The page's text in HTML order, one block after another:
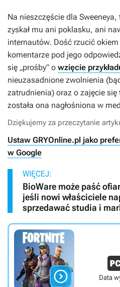
Na nieszczęście dla Sweeneya,
zyskał mu ani poklasku, ani
internautów. Dość rzucić
komentarze pod jego
się „prośby” o wzięcie
nieuzasadnione zwolnienia
zatrudnienia) oraz o zajęcie
została ona nagłośniona w
Dziękujemy za przeczytanie
Ustaw GRYOnline.pl jako
w Google
WIĘCEJ:
BioWare może paść
jeśli nowi właściciele
sprzedawać studia i
 Data